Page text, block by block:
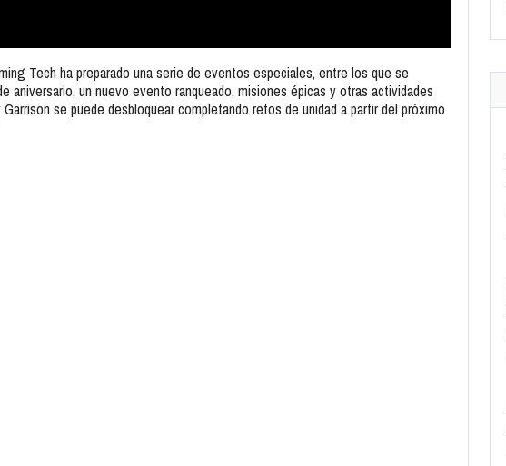
Tech ha preparado una serie de eventos especiales, entre los que se
un nuevo evento ranqueado, misiones épicas y otras actividades
se puede desbloquear completando retos de unidad a partir del próximo